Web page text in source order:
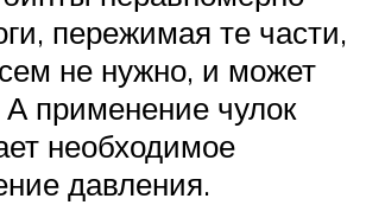
пережимая те части,
не нужно, и может
А применение чулок
необходимое
давления.